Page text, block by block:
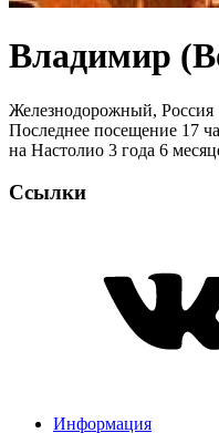
Владимир
Железнодорожный, Россия
Последнее посещение 17
на Настолио 3 года 6
Ссылки
Информация